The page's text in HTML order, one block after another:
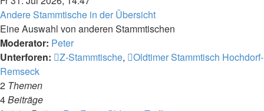
Andere Stammtische in der Übersicht
Eine Auswahl von anderen Stammtischen
Moderator: Peter
Unterforen:
Z-Stammtische,
Oldtimer Stammtisch Hochdorf-
Remseck
2 Themen
4Beiträge